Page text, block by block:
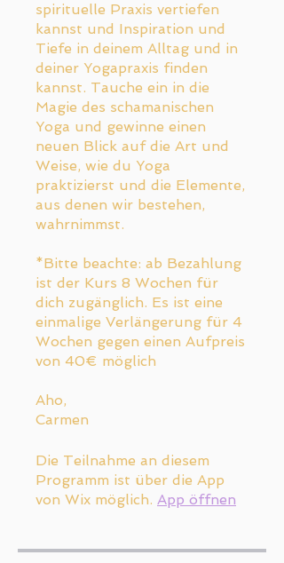
spirituelle Praxis vertiefen
kannst und Inspiration und
Tiefe in deinem Alltag und in
deiner Yogapraxis finden
kannst. Tauche ein in die
Magie des schamanischen
Yoga und gewinne einen
neuen Blick auf die Art und
Weise, wie du Yoga
praktizierst und die Elemente,
aus denen wir bestehen,
wahrnimmst.
*Bitte beachte: ab Bezahlung
ist der Kurs 8 Wochen für
dich zugänglich. Es ist eine
einmalige Verlängerung für 4
Wochen gegen einen Aufpreis
von 40€ möglich
Aho,
Carmen
Die Teilnahme an diesem
Programm ist über die App
von Wix möglich. App öffnen